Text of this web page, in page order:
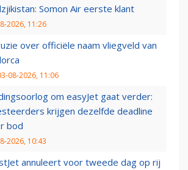
Somon Air eerste klant
2026, 11:26
over officiële naam vliegveld van
08-2026, 11:06
om easyJet gaat verder:
krijgen dezelfde deadline
bod
2026, 10:43
annuleert voor tweede dag op rij